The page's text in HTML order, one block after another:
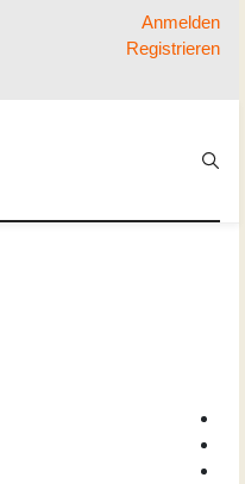
Anmelden
Registrieren